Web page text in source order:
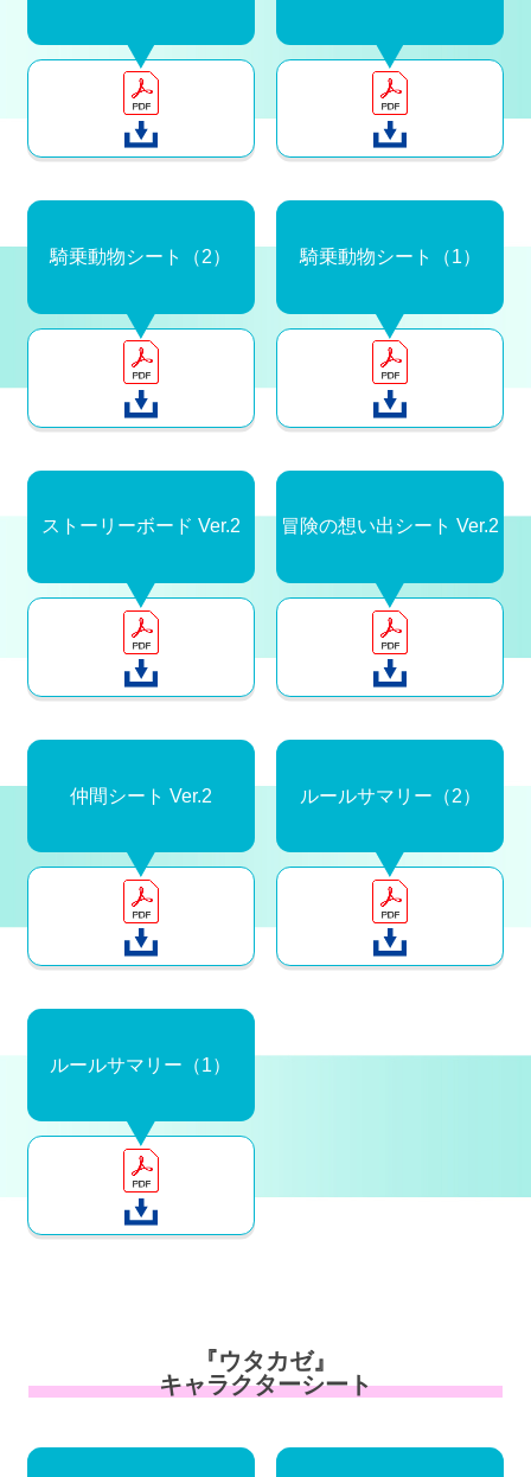
騎乗動物シート（2） 騎乗動物シート（1）
ストーリーボード Ver.2 冒険の想い出シート Ver.2
仲間シート Ver.2 ルールサマリー（2）
ルールサマリー（1）
『ウタカゼ』
キャラクターシート